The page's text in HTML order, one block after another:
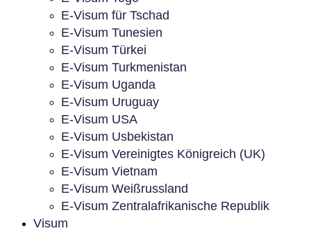
E-Visum für Tschad
E-Visum Tunesien
E-Visum Türkei
E-Visum Turkmenistan
E-Visum Uganda
E-Visum Uruguay
E-Visum USA
E-Visum Usbekistan
E-Visum Vereinigtes Königreich (UK)
E-Visum Vietnam
E-Visum Weißrussland
E-Visum Zentralafrikanische Republik
Visum